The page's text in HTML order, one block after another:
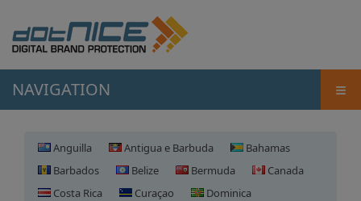
NAVIGATION ≡
Anguilla Antigua e Barbuda
Bahamas
Barbados
Belize Bermuda
Canada
Costa Rica
Curaçao
Dominica